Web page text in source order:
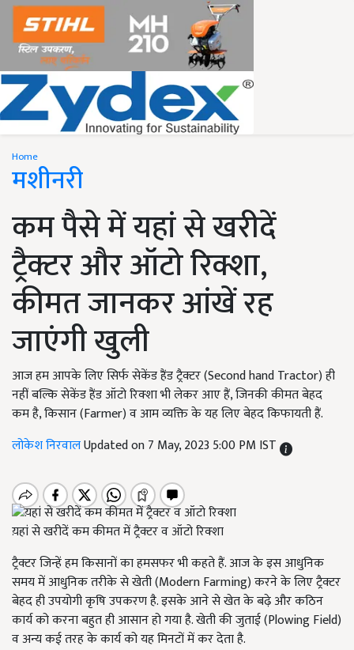
Home
मशीनरी
कम पैसे में यहां से खरीदें
ट्रैक्टर और ऑटो रिक्शा,
कीमत जानकर आंखें रह
जाएंगी खुली
आज हम आपके लिए सिर्फ सेकेंड हैंड ट्रैक्टर (Second hand Tractor) ही
नहीं बल्कि सेकेंड हैंड ऑटो रिक्शा भी लेकर आए हैं, जिनकी कीमत बेहद
कम है, किसान (Farmer) व आम व्यक्ति के यह लिए बेहद किफायती हैं.
लोकेश निरवालUpdated on 7 May, 2023 5:00 PM IST
य़हां से खरीदें कम कीमत में ट्रैक्टर व ऑटो रिक्शा
ट्रैक्टर जिन्हें हम किसानों का हमसफर भी कहते हैं. आज के इस आधुनिक
समय में आधुनिक तरीके से खेती (Modern Farming)करने के लिए ट्रैक्टर
बेहद ही उपयोगी कृषि उपकरण है. इसके आने से खेत के बढ़े और कठिन
कार्य को करना बहुत ही आसान हो गया है. खेती की जुताई (Plowing Field)
व अन्य कई तरह के कार्य को यह मिनटों में कर देता है.